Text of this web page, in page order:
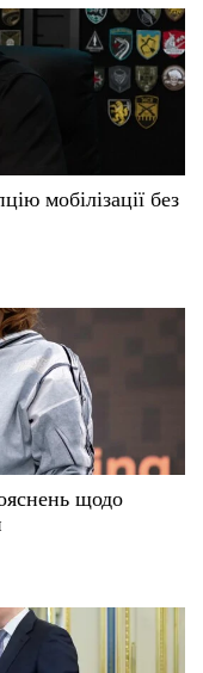
мобілізації без
щодо